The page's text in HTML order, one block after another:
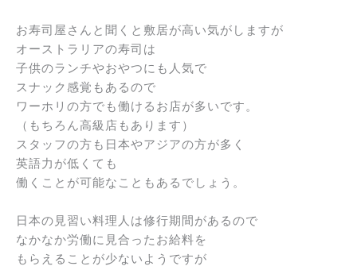
お寿司屋さんと聞くと敷居が高い気がしますが
オーストラリアの寿司は
子供のランチやおやつにも人気で
スナック感覚もあるので
ワーホリの方でも働けるお店が多いです。
（もちろん高級店もあります）
スタッフの方も日本やアジアの方が多く
英語力が低くても
働くことが可能なこともあるでしょう。
日本の見習い料理人は修行期間があるので
なかなか労働に見合ったお給料を
もらえることが少ないようですが